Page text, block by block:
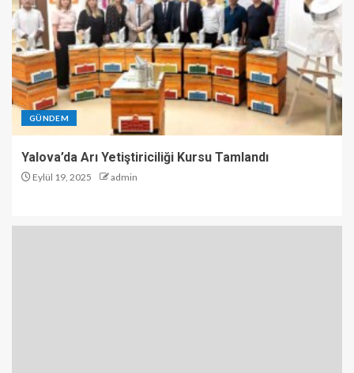
GÜNDEM
Yalova’da Arı Yetiştiriciliği Kursu Tamlandı
Eylül 19, 2025 admin